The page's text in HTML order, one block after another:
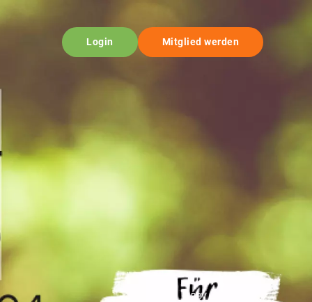
Login Mitglied werden
© BBV